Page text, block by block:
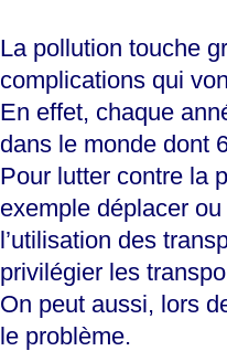
La pollution touche
complications qui
En effet, chaque
dans le monde dont
Pour lutter contre la
exemple déplacer
l’utilisation des
privilégier les
On peut aussi, lors
le problème.